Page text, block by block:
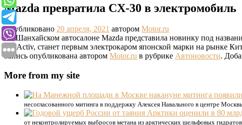
Mazda превратила CX-30 в электромобиль
Опубликовано 20 апреля, 2021 автором Motor.ru
На Шанхайском автосалоне Mazda представила новинку под
SkyActiv, станет первым электрокаром японской марки на рынке
Запись опубликована автором Motor.ru в рубрике Автоновости.
More from my site
несогласованного митинга в поддержку Алексея Навального в центре
от неконтролируемых выбросов метана из арктических шельфовых